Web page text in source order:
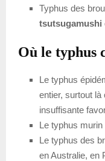
Typhus des
tsutsugamushi
Où le typhus
Le typhus
entier, surtout là
insuffisante
Le typhus
Le typhus des
en Australie, en